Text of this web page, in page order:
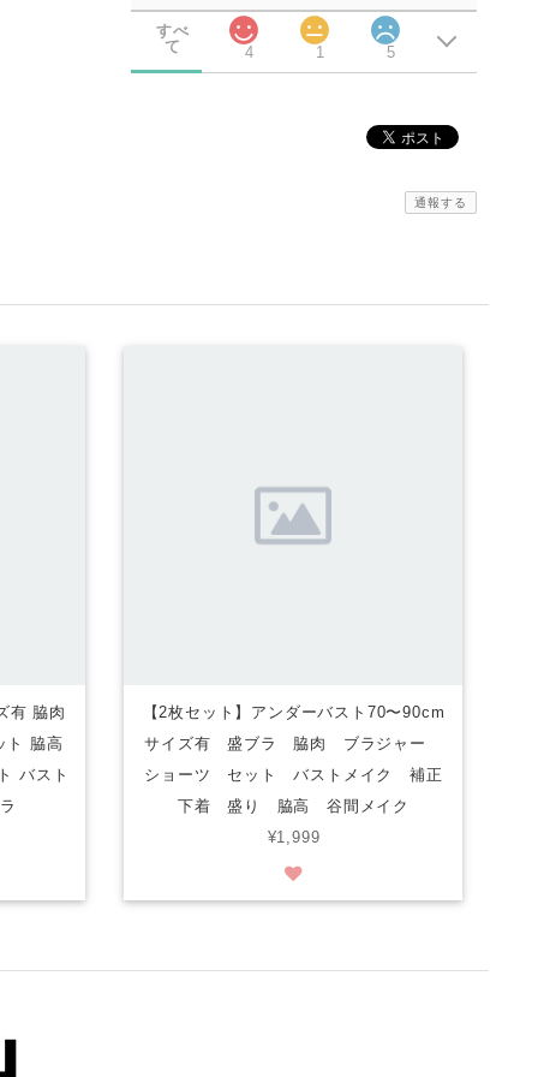
すべ
て
4 1 5
通報する
有 脇肉
ト 脇高
バスト
【2枚セット】アンダーバスト70〜90cm
サイズ有 盛ブラ 脇肉 ブラジャー
ショーツ セット バストメイク 補正
下着 盛り 脇高 谷間メイク
¥1,999